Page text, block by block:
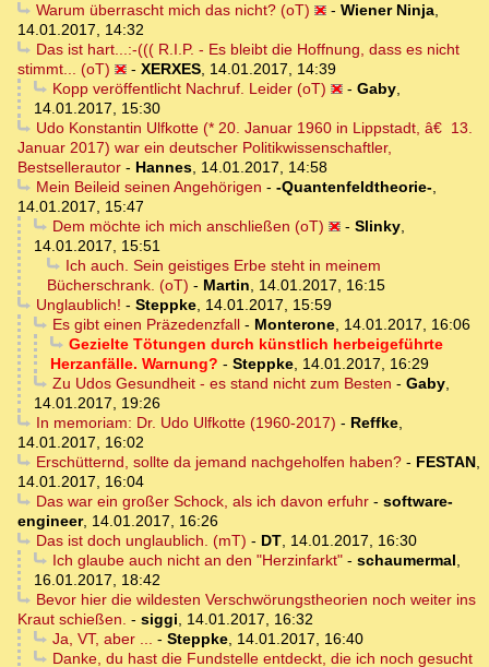
Warum überrascht mich das nicht? (oT)
- Wiener Ninja,
14.01.2017, 14:32
Das ist hart...:-((( R.I.P. - Es bleibt die Hoffnung, dass es nicht
stimmt... (oT)
- XERXES, 14.01.2017, 14:39
Kopp veröffentlicht Nachruf. Leider (oT)
- Gaby,
14.01.2017, 15:30
Udo Konstantin Ulfkotte (* 20. Januar 1960 in Lippstadt, â€ 13.
Januar 2017) war ein deutscher Politikwissenschaftler,
Bestsellerautor - Hannes, 14.01.2017, 14:58
Mein Beileid seinen Angehörigen - -Quantenfeldtheorie-,
14.01.2017, 15:47
Dem möchte ich mich anschließen (oT)
- Slinky,
14.01.2017, 15:51
Ich auch. Sein geistiges Erbe steht in meinem
Bücherschrank. (oT) - Martin, 14.01.2017, 16:15
Unglaublich! - Steppke, 14.01.2017, 15:59
Es gibt einen Präzedenzfall- Monterone, 14.01.2017, 16:06
Gezielte Tötungen durch künstlich herbeigeführte
Herzanfälle. Warnung? - Steppke, 14.01.2017, 16:29
Zu Udos Gesundheit - es stand nicht zum Besten - Gaby,
14.01.2017, 19:26
In memoriam: Dr. Udo Ulfkotte (1960-2017) - Reffke,
14.01.2017, 16:02
Erschütternd, sollte da jemand nachgeholfen haben?- FESTAN,
14.01.2017, 16:04
Das war ein großer Schock, als ich davon erfuhr- software-
engineer, 14.01.2017, 16:26
Das ist doch unglaublich. (mT) - DT, 14.01.2017, 16:30
Ich glaube auch nicht an den "Herzinfarkt"- schaumermal,
16.01.2017, 18:42
Bevor hier die wildesten Verschwörungstheorien noch weiter ins
Kraut schießen. - siggi, 14.01.2017, 16:32
Ja, VT, aber ... - Steppke, 14.01.2017, 16:40
Danke, du hast die Fundstelle entdeckt, die ich noch gesucht